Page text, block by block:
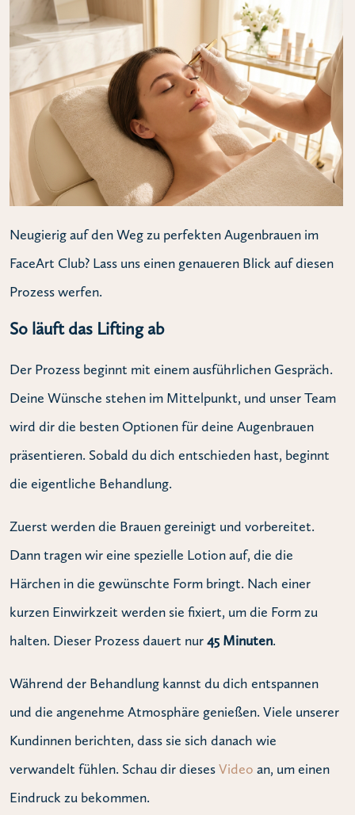
Neugierig auf den Weg zu perfekten Augenbrauen im
FaceArt Club? Lass uns einen genaueren Blick auf diesen
Prozess werfen.
So läuft das Lifting ab
Der Prozess beginnt mit einem ausführlichen Gespräch.
Deine Wünsche stehen im Mittelpunkt, und unser Team
wird dir die besten Optionen für deine Augenbrauen
präsentieren. Sobald du dich entschieden hast, beginnt
die eigentliche Behandlung.
Zuerst werden die Brauen gereinigt und vorbereitet.
Dann tragen wir eine spezielle Lotion auf, die die
Härchen in die gewünschte Form bringt. Nach einer
kurzen Einwirkzeit werden sie fixiert, um die Form zu
halten. Dieser Prozess dauert nur45 Minuten.
Während der Behandlung kannst du dich entspannen
und die angenehme Atmosphäre genießen. Viele unserer
Kundinnen berichten, dass sie sich danach wie
verwandelt fühlen. Schau dir diesesVideo an, um einen
Eindruck zu bekommen.